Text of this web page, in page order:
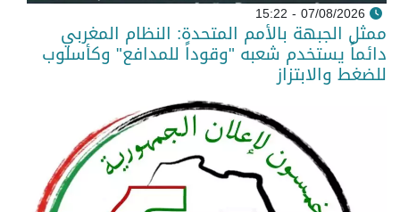
07/08/2026 - 15:22
ممثل الجبهة بالأمم المتحدة: النظام المغربي
دائماً يستخدم شعبه "وقوداً للمدافع" وكأسلوب
للضغط والابتزاز